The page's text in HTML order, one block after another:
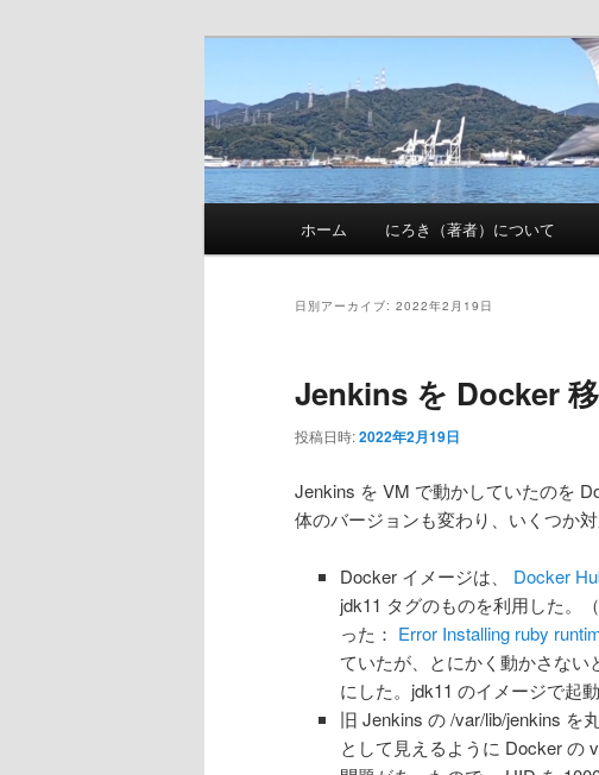
にろきのメモ帳
ホーム にろき（著者）について
日別アーカイブ: 2022年2月19日
Jenkins を Docker
投稿日時:2022年2月19日
Jenkins を VM で動かしていたのを
体のバージョンも変わり、いくつか
Docker イメージは、 Docker
jdk11 タグのものを利用した。
った： Error Installing ruby
ていたが、とにかく動かさない
にした。jdk11 のイメージで起
旧 Jenkins の /var/lib/jenkins を
として見えるように Docker の